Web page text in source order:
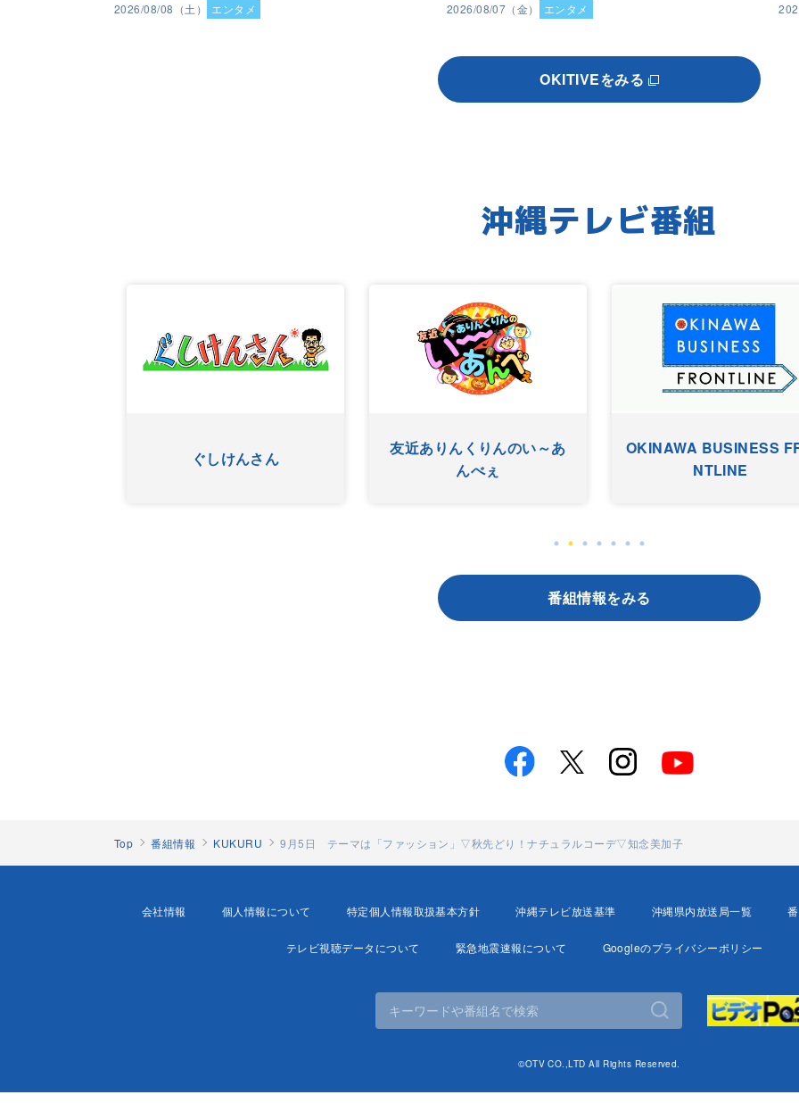
2026/08/08（土） エンタメ 2026/08/07（金） エンタメ
OKITIVEをみる
沖縄テレビ番組
OKINAWA BUSINESS FRO
ワッターまちやぐゎー HYゴーゴーゴーヤー
番組情報をみる
Top 番組情報 KUKURU 9月5日 テーマは「ファッション」▽秋先どり！ナチュラルコーデ▽知念美加子
会社情報 個人情報について 特定個人情報取扱基本方針 沖縄テレビ放送基準 沖縄県内放送局一覧
テレビ視聴データについて 緊急地震速報について Googleのプライバシーポリシー
©OTV CO.,LTD All Rights Reserved.